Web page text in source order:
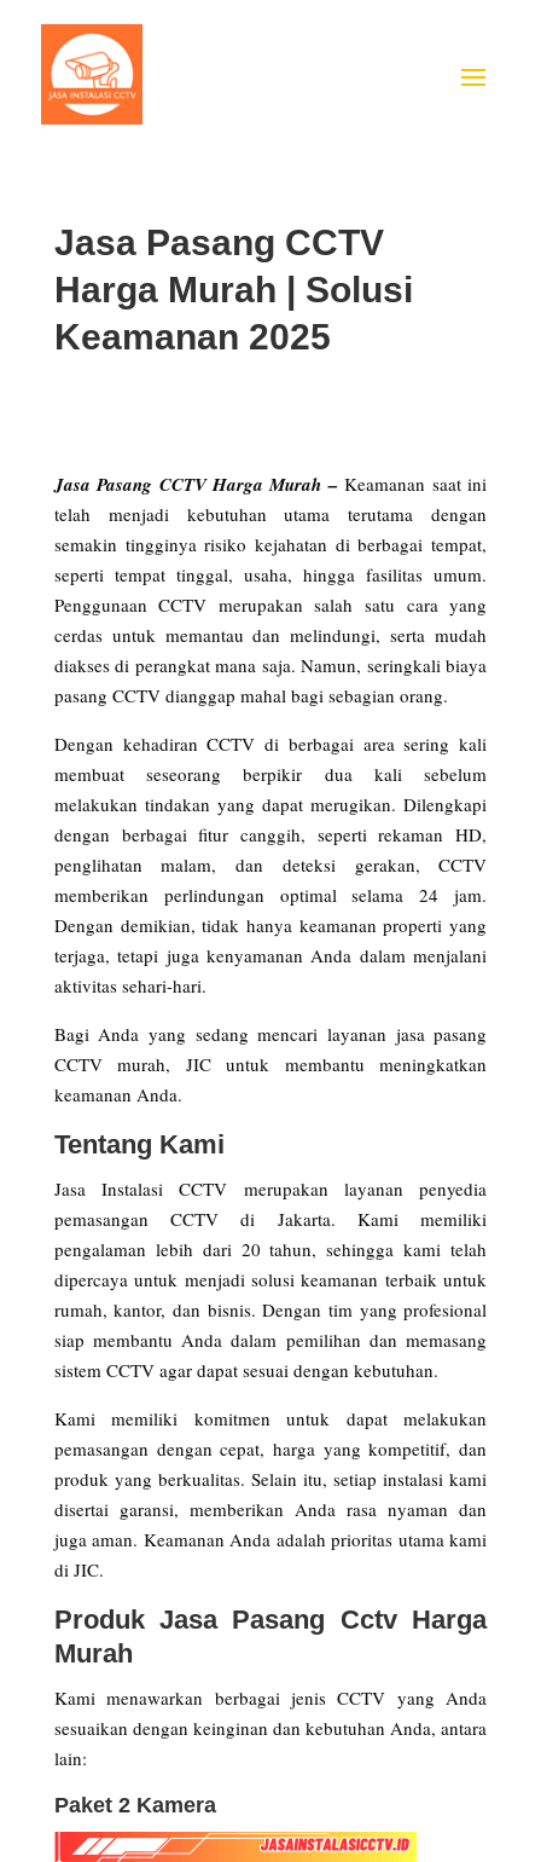
Jasa Pasang CCTV
Harga Murah | Solusi
Keamanan 2025
Jasa Pasang CCTV Harga Murah – Keamanan saat ini
telah menjadi kebutuhan utama terutama dengan
semakin tingginya risiko kejahatan di berbagai tempat,
seperti tempat tinggal, usaha, hingga fasilitas umum.
Penggunaan CCTV merupakan salah satu cara yang
cerdas untuk memantau dan melindungi, serta mudah
diakses di perangkat mana saja. Namun, seringkali biaya
pasang CCTV dianggap mahal bagi sebagian orang.
Dengan kehadiran CCTV di berbagai area sering kali
membuat seseorang berpikir dua kali sebelum
melakukan tindakan yang dapat merugikan. Dilengkapi
dengan berbagai fitur canggih, seperti rekaman HD,
penglihatan malam, dan deteksi gerakan, CCTV
memberikan perlindungan optimal selama 24 jam.
Dengan demikian, tidak hanya keamanan properti yang
terjaga, tetapi juga kenyamanan Anda dalam menjalani
aktivitas sehari-hari.
Bagi Anda yang sedang mencari layanan jasa pasang
CCTV murah, JIC untuk membantu meningkatkan
keamanan Anda.
Tentang Kami
Jasa Instalasi CCTV merupakan layanan penyedia
pemasangan CCTV di Jakarta. Kami memiliki
pengalaman lebih dari 20 tahun, sehingga kami telah
dipercaya untuk menjadi solusi keamanan terbaik untuk
rumah, kantor, dan bisnis. Dengan tim yang profesional
siap membantu Anda dalam pemilihan dan memasang
sistem CCTV agar dapat sesuai dengan kebutuhan.
Kami memiliki komitmen untuk dapat melakukan
pemasangan dengan cepat, harga yang kompetitif, dan
produk yang berkualitas. Selain itu, setiap instalasi kami
disertai garansi, memberikan Anda rasa nyaman dan
juga aman. Keamanan Anda adalah prioritas utama kami
di JIC.
Produk Jasa Pasang Cctv Harga
Murah
Kami menawarkan berbagai jenis CCTV yang Anda
sesuaikan dengan keinginan dan kebutuhan Anda, antara
lain:
Paket 2 Kamera